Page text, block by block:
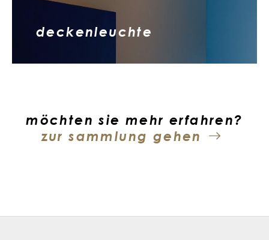
deckenleuchte
möchten sie mehr erfahren?
zur sammlung gehen